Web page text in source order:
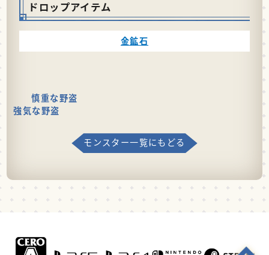
ドロップアイテム
金鉱石
慎重な野盗
強気な野盗
モンスター一覧にもどる